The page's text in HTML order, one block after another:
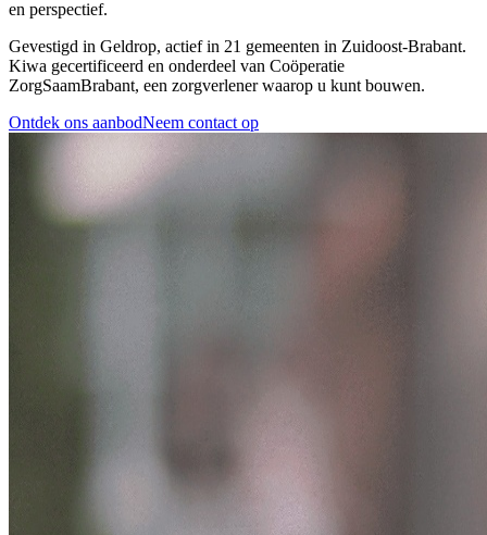
en perspectief.
Gevestigd in Geldrop, actief in 21 gemeenten in Zuidoost-Brabant.
Kiwa gecertificeerd en onderdeel van Coöperatie
ZorgSaamBrabant, een zorgverlener waarop u kunt bouwen.
Ontdek ons aanbodNeem contact op